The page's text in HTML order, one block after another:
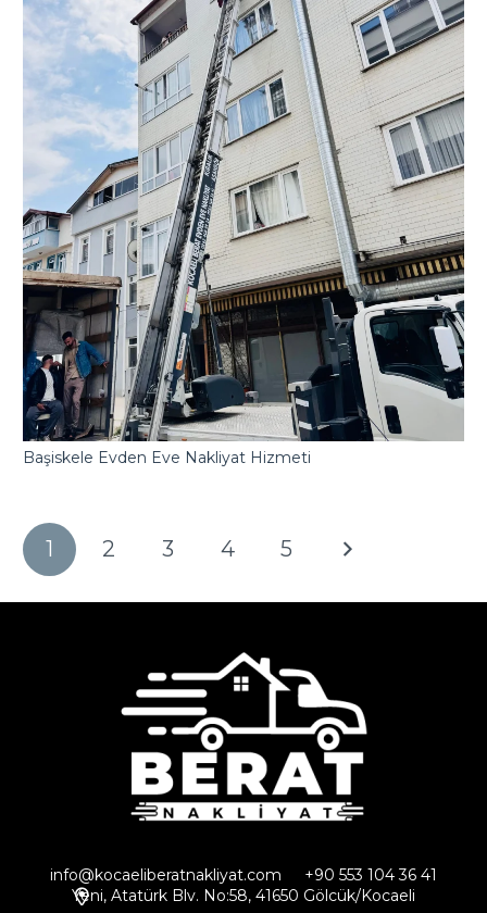
Başiskele Evden Eve Nakliyat Hizmeti
1 2 3 4 5
info@kocaeliberatnakliyat.com
+90 553 104 36 41
Yeni, Atatürk Blv. No:58, 41650 Gölcük/Kocaeli